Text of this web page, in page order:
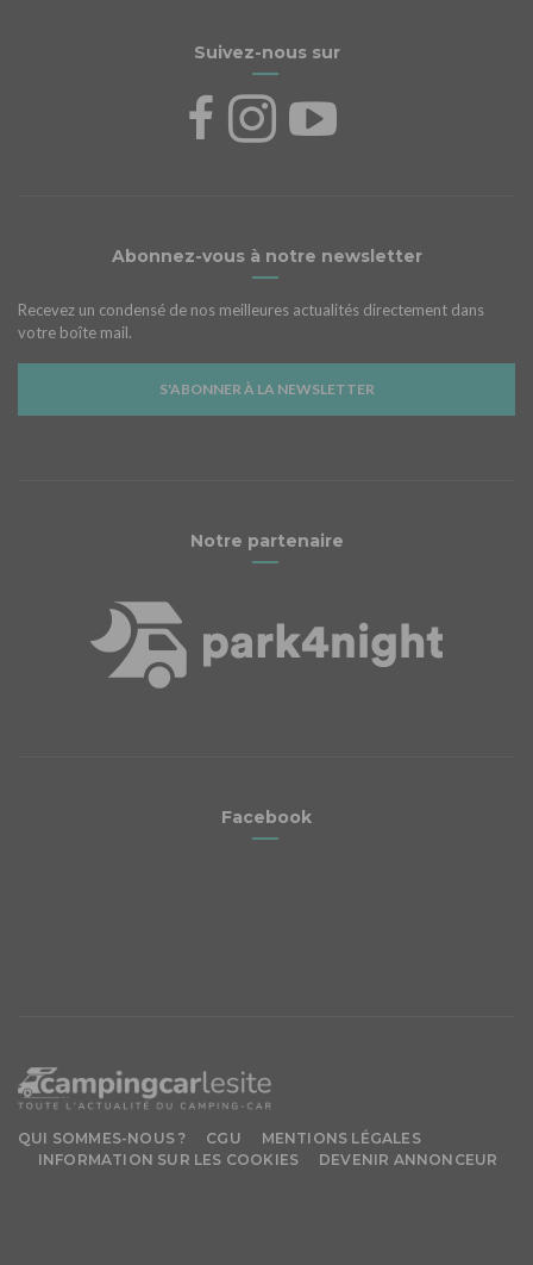
Suivez-nous sur
Abonnez-vous à notre newsletter
Recevez un condensé de nos meilleures actualités directement dans
votre boîte mail.
S'ABONNER À LA NEWSLETTER
Notre partenaire
Facebook
QUI SOMMES-NOUS ? CGU
MENTIONS LÉGALES
INFORMATION SUR LES COOKIES
DEVENIR ANNONCEUR